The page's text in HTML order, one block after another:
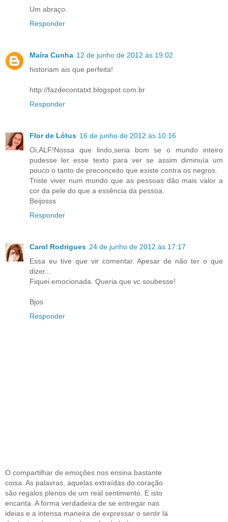
Um abraço.
Responder
Maíra Cunha 12 de junho de 2012 às 19:02
historiam ais que perfeita!
http://fazdecontatxt.blogspot.com.br
Responder
Flor de Lótus 16 de junho de 2012 às 10:16
Oi,ALF!Nossa que lindo,seria bom se o mundo inteiro
pudesse ler esse texto para ver se assim diminuía um
pouco o tanto de preconceito que existe contra os negros.
Triste viver num mundo que as pessoas dão mais valor a
cor da pele do que a essência da pessoa.
Beijosss
Responder
Carol Rodrigues 24 de junho de 2012 às 17:17
Essa eu tive que vir comentar. Apesar de não ter o que
dizer...
Fiquei emocionada. Queria que vc soubesse!
Bjos
Responder
O compartilhar de emoções nos ensina bastante
coisa. As palavras, aquelas extraídas do coração
são regalos plenos de um real sentimento. E isto
encanta. A forma verdadeira de se entregar nas
ideias e a intensa maneira de expressar o sentir lá